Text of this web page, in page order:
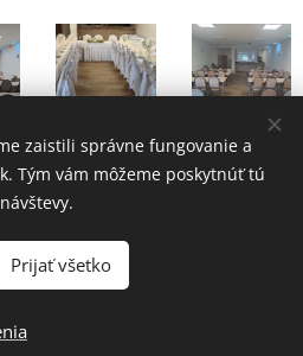
Omastiná 51
0948-730369
Cookies
zaistili správne fungovanie a
Tým vám môžeme poskytnúť tú
Prijať všetko